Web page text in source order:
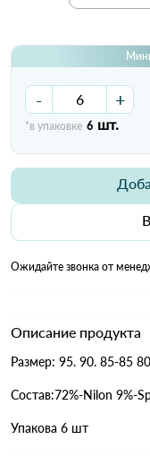
- +
*в упаковке 6 шт.
Ожидайте звонка от
Описание продукта
Размер: 95. 90. 85-85
Состав:72%-Nilon 9%-
Упакова 6 шт